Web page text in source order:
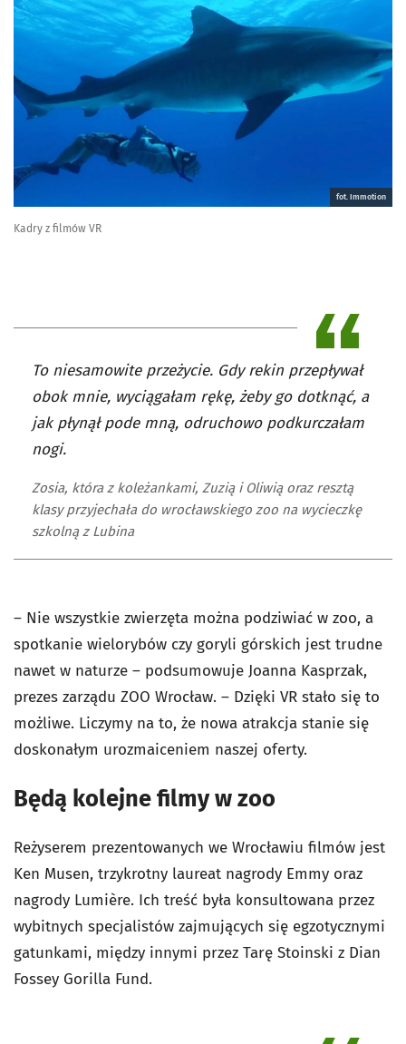
fot. Immotion
Kadry z filmów VR
To niesamowite przeżycie. Gdy rekin przepływał
obok mnie, wyciągałam rękę, żeby go dotknąć, a
jak płynął pode mną, odruchowo podkurczałam
nogi.
Zosia, która z koleżankami, Zuzią i Oliwią oraz resztą
klasy przyjechała do wrocławskiego zoo na wycieczkę
szkolną z Lubina
– Nie wszystkie zwierzęta można podziwiać w zoo, a
spotkanie wielorybów czy goryli górskich jest trudne
nawet w naturze – podsumowuje Joanna Kasprzak,
prezes zarządu ZOO Wrocław. – Dzięki VR stało się to
możliwe. Liczymy na to, że nowa atrakcja stanie się
doskonałym urozmaiceniem naszej oferty.
Będą kolejne filmy w zoo
Reżyserem prezentowanych we Wrocławiu filmów jest
Ken Musen, trzykrotny laureat nagrody Emmy oraz
nagrody Lumière. Ich treść była konsultowana przez
wybitnych specjalistów zajmujących się egzotycznymi
gatunkami, między innymi przez Tarę Stoinski z Dian
Fossey Gorilla Fund.